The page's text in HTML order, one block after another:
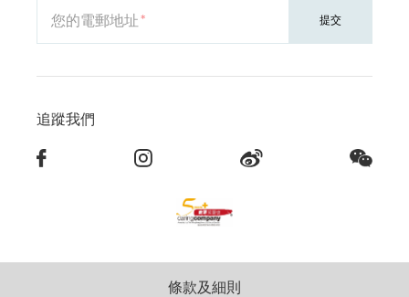
您的電郵地址 提交
追蹤我們
條款及細則